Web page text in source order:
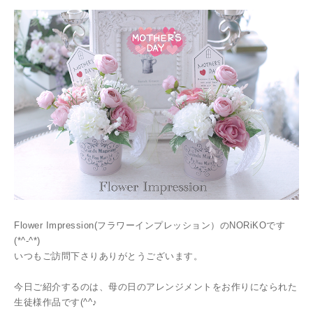
Flower Impression(フラワーインプレッション）のNORiKOです
(*^-^*)
いつもご訪問下さりありがとうございます。
今日ご紹介するのは、母の日のアレンジメントをお作りになられた
生徒様作品です(^^♪